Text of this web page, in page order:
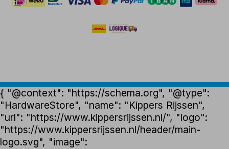
{ "@context": "https://schema.org", "@type":
"HardwareStore", "name": "Kippers Rijssen",
"url": "https://www.kippersrijssen.nl/", "logo":
"https://www.kippersrijssen.nl/header/main-
logo.svg", "image":